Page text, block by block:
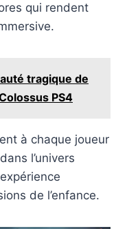
qui rendent
tragique de
PS4
à chaque joueur
l’univers
de l’enfance.